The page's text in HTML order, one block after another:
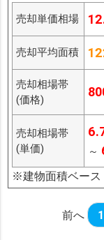
売却単価相場
売却平均面積
売却相場帯
(価格)
売却相場帯
(単価)
～
※建物面積ベース
前へ 1